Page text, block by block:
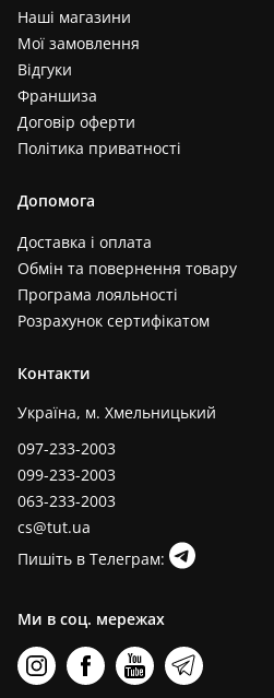
Наші магазини
Мої замовлення
Відгуки
Франшиза
Договір оферти
Політика приватності
Допомога
Доставка і оплата
Обмін та повернення товару
Програма лояльності
Розрахунок сертифікатом
Контакти
Україна, м. Хмельницький
097-233-2003
099-233-2003
063-233-2003
cs@tut.ua
Пишіть в Телеграм:
Ми в соц. мережах